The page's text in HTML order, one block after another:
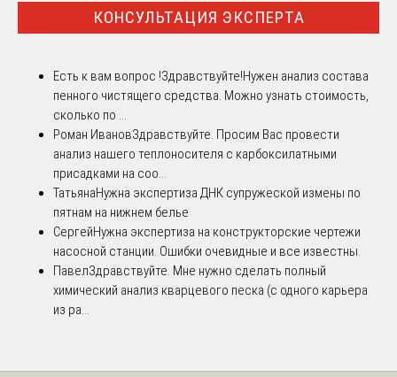
КОНСУЛЬТАЦИЯ ЭКСПЕРТА
Есть к вам вопрос !Здравствуйте!Нужен анализ состава
пенного чистящего средства. Можно узнать стоимость,
сколько по ...
Роман ИвановЗдравствуйте. Просим Вас провести
анализ нашего теплоносителя с карбоксилатными
присадками на соо...
ТатьянаНужна экспертиза ДНК супружеской измены по
пятнам на нижнем белье
СергейНужна экспертиза на конструкторские чертежи
насосной станции. Ошибки очевидные и все известны.
ПавелЗдравствуйте. Мне нужно сделать полный
химический анализ кварцевого песка (с одного карьера
из ра...